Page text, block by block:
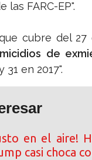
FARC-EP".
cubre del
de
en 2017".
en el aire!
casi choca